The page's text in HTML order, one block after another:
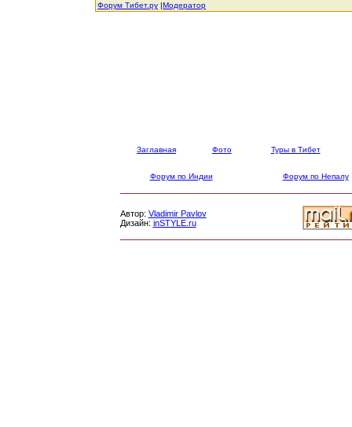
Форум Тибет.ру |Модератор
Заглавная Фото Туры в Тибет
Форум по Индии Форум по Непалу
Автор: Vladimir Pavlov
Дизайн: inSTYLE.ru